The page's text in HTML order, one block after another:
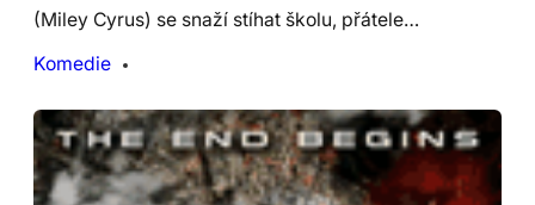
(Miley Cyrus) se snaží stíhat školu, přátele…
Komedie